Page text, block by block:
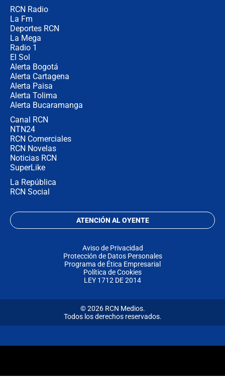
RCN Radio
La Fm
Deportes RCN
La Mega
Radio 1
El Sol
Alerta Bogotá
Alerta Cartagena
Alerta Paisa
Alerta Tolima
Alerta Bucaramanga
Canal RCN
NTN24
RCN Comerciales
RCN Novelas
Noticias RCN
SuperLike
La República
RCN Social
ATENCIÓN AL OYENTE
Aviso de Privacidad
Protección de Datos Personales
Programa de Ética Empresarial
Política de Cookies
LEY 1712 DE 2014
© 2026 RCN Medios.
Todos los derechos reservados.